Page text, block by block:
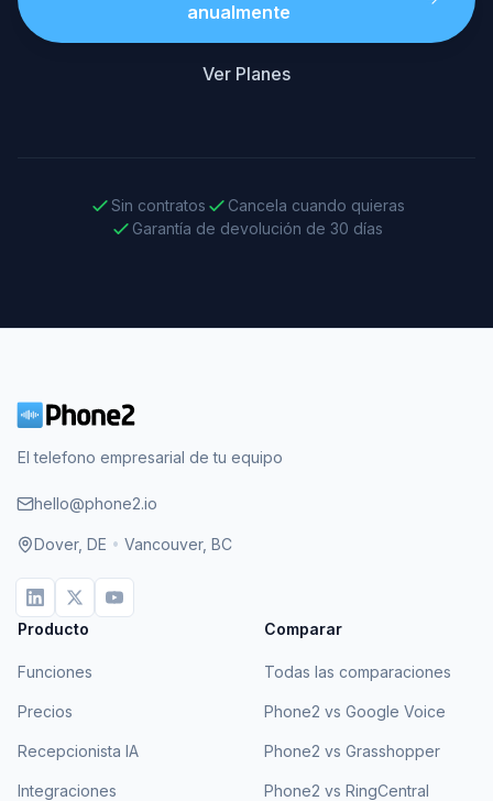
anualmente
Ver Planes
Sin contratos
Cancela cuando quieras
Garantía de devolución de 30 días
El telefono empresarial de tu equipo
hello@phone2.io
Dover, DE • Vancouver, BC
Producto
Funciones
Precios
Recepcionista IA
Integraciones
Comparar
Todas las comparaciones
Phone2 vs Google Voice
Phone2 vs Grasshopper
Phone2 vs RingCentral